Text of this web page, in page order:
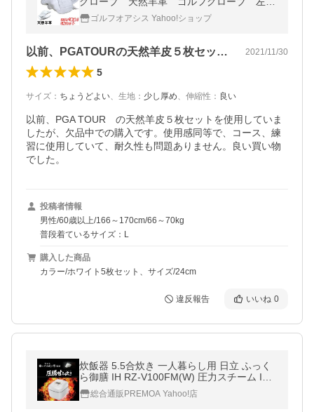
用 商品により多少の色の違いがあります
まとめ買い
ゴルフオアシス Yahoo!ショップ
以前、PGATOURの天然羊皮５枚セッ… 2021/11/30
5
サイズ ： ちょうどよい、 生地 ： 少し厚め、 伸縮性 ： 良い
以前、PGA TOUR　の天然羊皮５枚セットを使用していま
したが、欠品中での購入です。使用感同等で、コース、練
習に使用していて、耐久性も問題ありません。良い買い物
でした。
投稿者情報
男性/60歳以上/166～170cm/66～70kg
普段着ているサイズ：L
購入した商品
カラー/ホワイト5枚セット、サイズ/24cm
違反報告 いいね 0
炊飯器 5.5合炊き 一人暮らし用 日立 ふっく
ら御膳 IH RZ-V100FM(W) 圧力スチーム IH
炊飯器 八代目儀兵衛監修 蒸気カット 予約タ
イマー HITACHI お祝い 新生活
総合通販PREMOA Yahoo!店